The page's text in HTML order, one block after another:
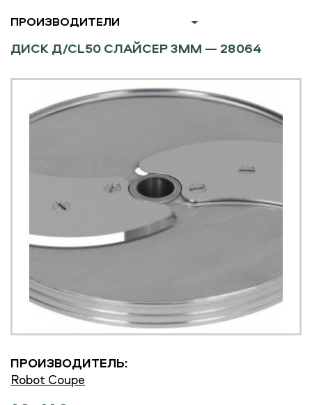
ПРОИЗВОДИТЕЛИ
ДИСК Д/CL50 СЛАЙСЕР 3ММ — 28064
ПРОИЗВОДИТЕЛЬ:
Robot Coupe